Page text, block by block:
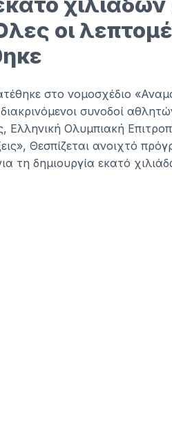
οι
στο νομοσχέδιο
συνοδοί
Ελληνική Ολυμπιακή
Θεσπίζεται ανοιχτό
τη δημιουργία εκατό